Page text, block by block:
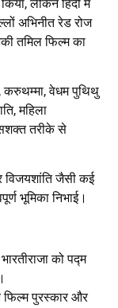
लेकिन हिंदी में
अभिनीत रेड रोज
तमिल फिल्म का
करुथम्मा, वेधम पुथिथु
महिला
तरीके से
विजयशांति जैसी कई
भूमिका निभाई।
को पद्म
फिल्म पुरस्कार और